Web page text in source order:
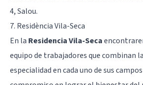
4, Salou.
7. Residència Vila-Seca
En la Residencia Vila-Seca
equipo de trabajadores que combinan
especialidad en cada uno de sus